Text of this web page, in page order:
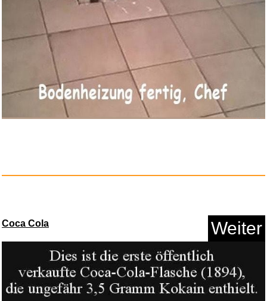
Namco Bandai Super Robot Wars
...
Anzeige
Anzeige
Coca Cola Weiter